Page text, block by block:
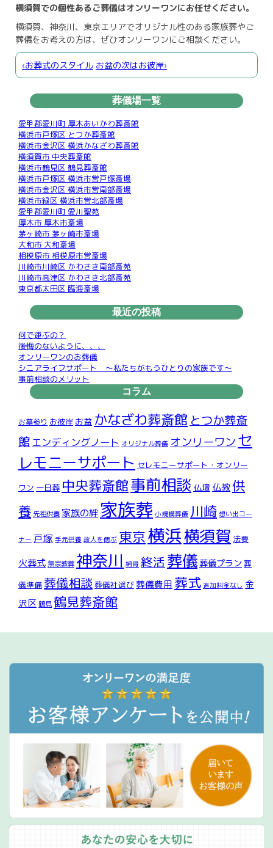
横須賀での個性あるご葬儀はオンリーワンにお任せください。
横須賀、神奈川、東京エリアでオリジナル性のある家族葬やご
葬儀をお考えの方は、ぜひオンリーワンにご相談ください。
‹お葬式のスタイル お盆の次はお彼岸›
葬儀場一覧
愛甲郡愛川町 厚木あいかわ葬斎館
横浜市戸塚区 とつか葬斎館
横浜市金沢区 横浜かなざわ葬斎館
横須賀市 中央葬斎館
横浜市鶴見区 鶴見葬斎館
横浜市戸塚区 横浜市営戸塚斎場
横浜市金沢区 横浜市営南部斎場
横浜市緑区 横浜市営北部斎場
愛甲郡愛川町 愛川聖苑
厚木市 厚木市斎場
茅ヶ崎市 茅ヶ崎市斎場
大和市 大和斎場
相模原市 相模原市営斎場
川崎市川崎区 かわさき南部斎苑
川崎市高津区 かわさき北部斎苑
東京都太田区 臨海斎場
最近の投稿
何で運ぶの？
後悔のないように、、、
オンリーワンのお葬儀
シニアライフサポート ～私たちがもうひとりの家族です～
事前相談のメリット
コラム
お墓参り お彼岸 お盆 かなざわ葬斎館 とつか葬斎
館 エンディングノート オリジナル葬儀 オンリーワン セ
レモニーサポート セレモニーサポート・オンリー
ワン 一日葬 中央葬斎館事前相談 仏壇 仏教供
養 先祖供養 家族の絆 家族葬 小規模葬儀 川崎 想い出コー
ナー 戸塚 手元供養 故人を偲ぶ 東京横浜横須賀 法要
火葬式無宗教葬 神奈川 納骨 終活葬儀 葬儀プラン 葬
儀準備 葬儀相談 葬儀社選び 葬儀費用 葬式 追加料金なし 金
沢区 鶴見 鶴見葬斎館